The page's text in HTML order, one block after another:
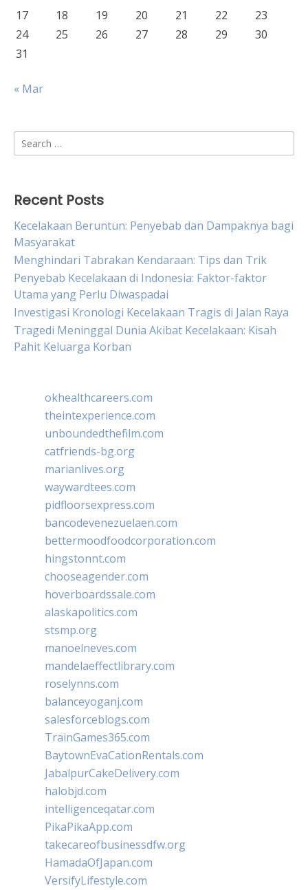
17
18 19 20 21 22
23
24
25 26 27 28 29
30
31
« Mar
Search
for:
Recent Posts
Kecelakaan Beruntun: Penyebab dan Dampaknya bagi
Masyarakat
Menghindari Tabrakan Kendaraan: Tips dan Trik
Penyebab Kecelakaan di Indonesia: Faktor-faktor
Utama yang Perlu Diwaspadai
Investigasi Kronologi Kecelakaan Tragis di Jalan Raya
Tragedi Meninggal Dunia Akibat Kecelakaan: Kisah
Pahit Keluarga Korban
okhealthcareers.com
theintexperience.com
unboundedthefilm.com
catfriends-bg.org
marianlives.org
waywardtees.com
pidfloorsexpress.com
bancodevenezuelaen.com
bettermoodfoodcorporation.com
hingstonnt.com
chooseagender.com
hoverboardssale.com
alaskapolitics.com
stsmp.org
manoelneves.com
mandelaeffectlibrary.com
roselynns.com
balanceyoganj.com
salesforceblogs.com
TrainGames365.com
BaytownEvaCationRentals.com
JabalpurCakeDelivery.com
halobjd.com
intelligenceqatar.com
PikaPikaApp.com
takecareofbusinessdfw.org
HamadaOfJapan.com
VersifyLifestyle.com